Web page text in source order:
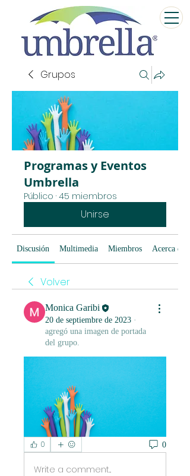
Grupos
Programas y Eventos
Umbrella
Público · 45 miembros
Unirse
Discusión Multimedia Miembros Acerca de
Volver
Monica Garibi
20 de septiembre de 2023 ·
agregó una imagen de portada
del grupo.
0 0
Write a comment...